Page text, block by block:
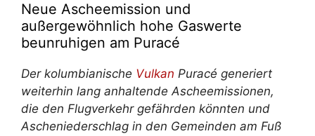
Neue Ascheemission und
außergewöhnlich hohe Gaswerte
beunruhigen am Puracé
Der kolumbianische Vulkan Puracé generiert
weiterhin lang anhaltende Ascheemissionen,
die den Flugverkehr gefährden könnten und
Ascheniederschlag in den Gemeinden am Fuß